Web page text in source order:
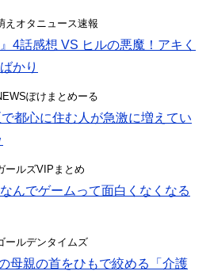
えオタニュース速報
4話感想 VS ヒルの悪魔！アキく
かり
ぽけまとめーる
で都心に住む人が急激に増えてい
ールズVIPまとめ
んでゲームって面白くなくなる
ールデンタイムズ
母親の首をひもで絞める「介護